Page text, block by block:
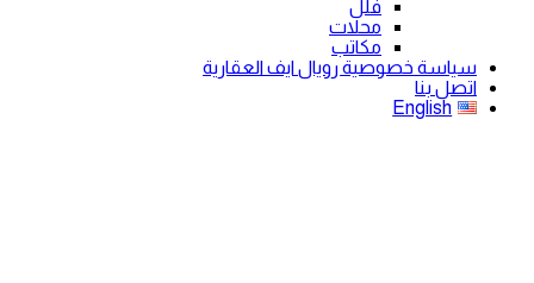
فلل
محلات
مكاتب
سياسة خصوصية رويال ايف العقارية
اتصل بنا
English